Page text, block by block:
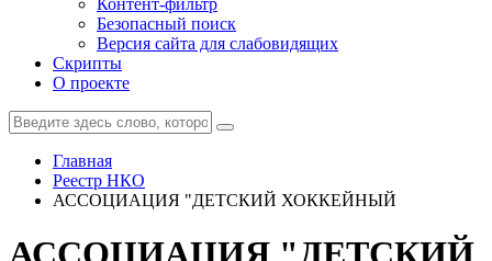
Контент-фильтр
Безопасный поиск
Версия сайта для слабовидящих
Скрипты
О проекте
Главная
Реестр НКО
АССОЦИАЦИЯ "ДЕТСКИЙ ХОККЕЙНЫЙ